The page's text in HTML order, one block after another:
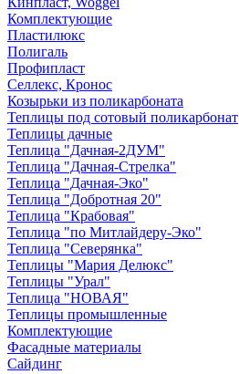
Комплектующие
Пластилюкс
Полигаль
Профипласт
Селлекс, Кронос
Козырьки из поликарбоната
Теплицы под сотовый поликарбонат
Теплицы дачные
Теплица "Дачная-2ДУМ"
Теплица "Дачная-Стрелка"
Теплица "Дачная-Эко"
Теплица "Добротная 20"
Теплица "Крабовая"
Теплица "по Митлайдеру-Эко"
Теплица "Северянка"
Теплицы "Мария Делюкс"
Теплицы "Урал"
Теплица "НОВАЯ"
Теплицы промышленные
Комплектующие
Фасадные материалы
Сайдинг